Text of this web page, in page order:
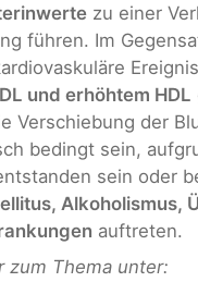
zu einer
führen. Im
und erhöhtem HDL
Verschiebung der
bedingt sein,
sein oder
Alkoholismus,
auftreten.
zum Thema unter: